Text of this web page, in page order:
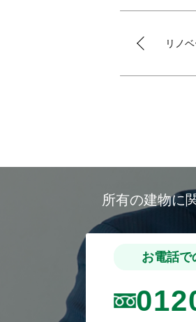
リノ
所有の建物に
お電話で